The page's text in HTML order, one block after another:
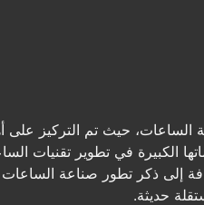
حيث تم التركيز على
الكبيرة في تطوير تقنيات
إلى ذكر تطور صناعة
حديثة.